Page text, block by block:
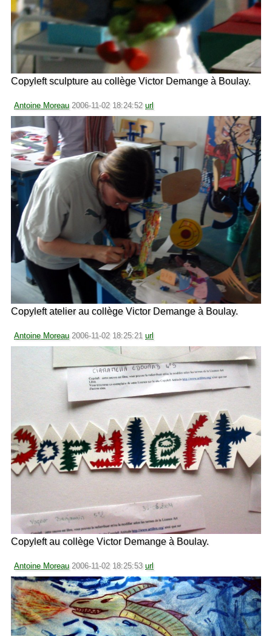
Copyleft sculpture au collège Victor Demange à Boulay.
Antoine Moreau 2006-11-02 18:24:52 url
Copyleft atelier au collège Victor Demange à Boulay.
Antoine Moreau 2006-11-02 18:25:21 url
Copyleft au collège Victor Demange à Boulay.
Antoine Moreau 2006-11-02 18:25:53 url